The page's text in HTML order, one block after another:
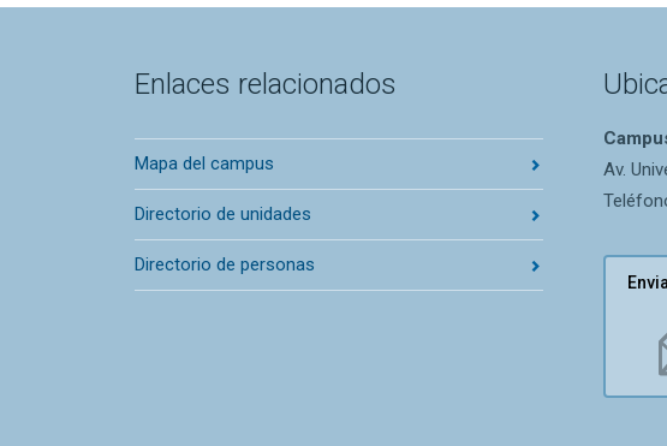
Enlaces relacionados
Mapa del campus
Directorio de unidades
Directorio de personas
Av.